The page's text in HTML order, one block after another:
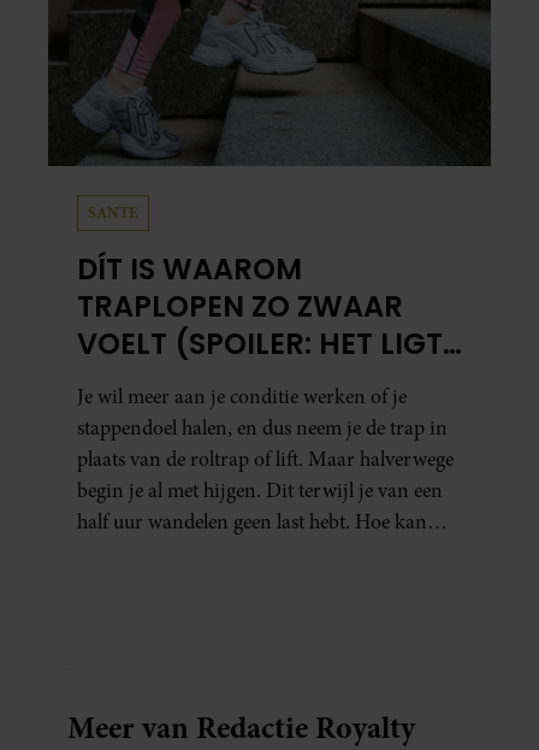
SANTE
DÍT IS WAAROM
TRAPLOPEN ZO ZWAAR
VOELT (SPOILER: HET LIGT
NIET AAN JE CONDITIE)
Je wil meer aan je conditie werken of je
stappendoel halen, en dus neem je de trap in
plaats van de roltrap of lift. Maar halverwege
begin je al met hijgen. Dit terwijl je van een
half uur wandelen geen last hebt. Hoe kan
Meer van Redactie Royalty